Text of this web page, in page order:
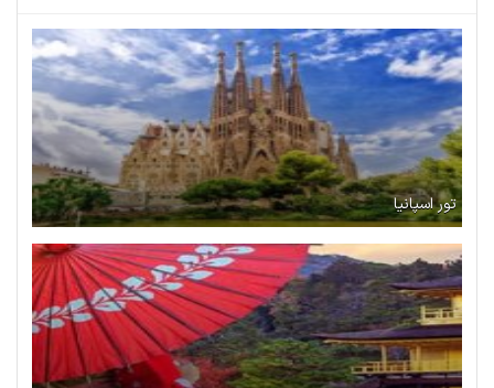
تور اسپانیا